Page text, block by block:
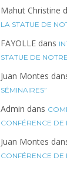
Mahut Christine
LA STATUE DE
FAYOLLE dans
STATUE DE
Juan Montes
SÉMINAIRES”
Admin dans
CONFÉRENCE
Juan Montes
CONFÉRENCE